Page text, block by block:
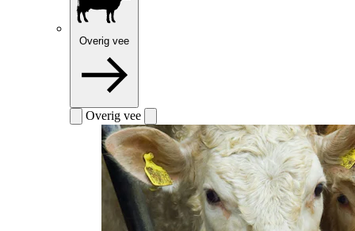
Overig vee
Overig vee